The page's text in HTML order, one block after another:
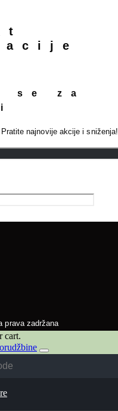
se za
najnovije akcije i sniženja!
prava zadržana
cart.